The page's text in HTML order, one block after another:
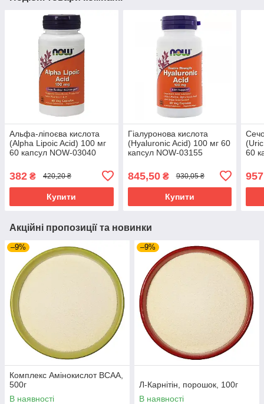
Альфа-ліпоєва кислота
(Alpha Lipoic Acid) 100 мг
60 капсул NOW-03040
382 ₴ 420,20 ₴
Купити
Гіалуронова кислота
(Hyaluronic Acid) 100 мг 60
капсул NOW-03155
845,50₴ 930,05 ₴
Купити
60
957
Акційні пропозиції та новинки
–9%
Комплекс Амінокислот ВСАА,
500г
В наявності
–9%
Л-Карнітін, порошок, 100г
В наявності